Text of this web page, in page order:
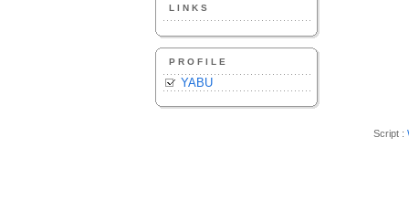
LINKS
PROFILE
YABU
Script :